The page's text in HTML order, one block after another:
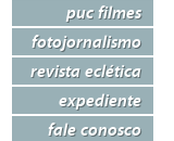
puc filmes
fotojornalismo
revista eclética
expediente
fale conosco